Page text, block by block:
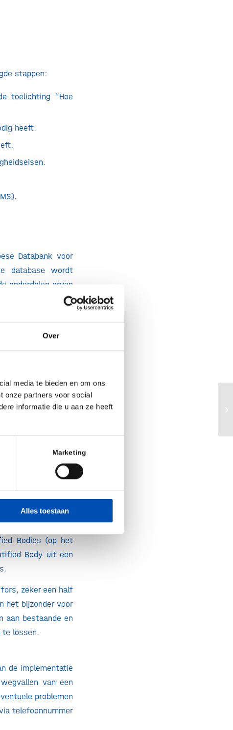
Over
media te bieden en om ons
onze partners voor social
informatie die u aan ze heeft
Marketing
Alles toestaan
stappen:
toelichting “Hoe
heeft.
Databank voor
database wordt
onderdelen ervan
voor fabrikanten
in geval van
medische
Verschillende
de gekozen
zowel Notified
biedt de
van deze
Bodies (op het
Body uit een
zeker een half
het bijzonder voor
aan bestaande en
te lossen.
de implementatie
van een
problemen
telefoonnummer